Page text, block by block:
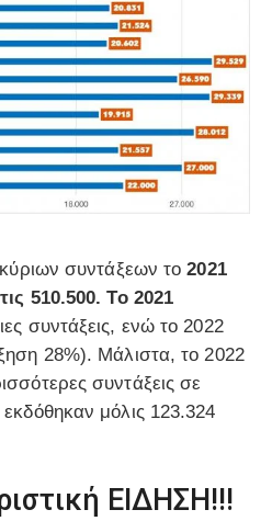
κύριων συντάξεων το2021
510.500. Το 2021
συντάξεις, ενώ το 2022
28%). Μάλιστα, το 2022
συντάξεις σε
μόλις 123.324
ΕΙΔΗΣΗ!!!